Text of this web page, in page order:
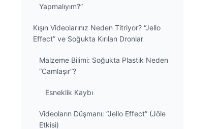
Yapmalıyım?”
Kışın Videolarınız Neden Titriyor? “Jello
Effect” ve Soğukta Kırılan Dronlar
Malzeme Bilimi: Soğukta Plastik Neden
“Camlaşır”?
Esneklik Kaybı
Videoların Düşmanı: “Jello Effect” (Jöle
Etkisi)